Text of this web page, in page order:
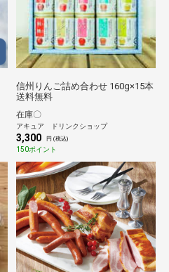
信州りんご詰め合わせ 160g×15本
送料無料
在庫〇
アキュア ドリンクショップ
3,300 円 (税込)
150ポイント